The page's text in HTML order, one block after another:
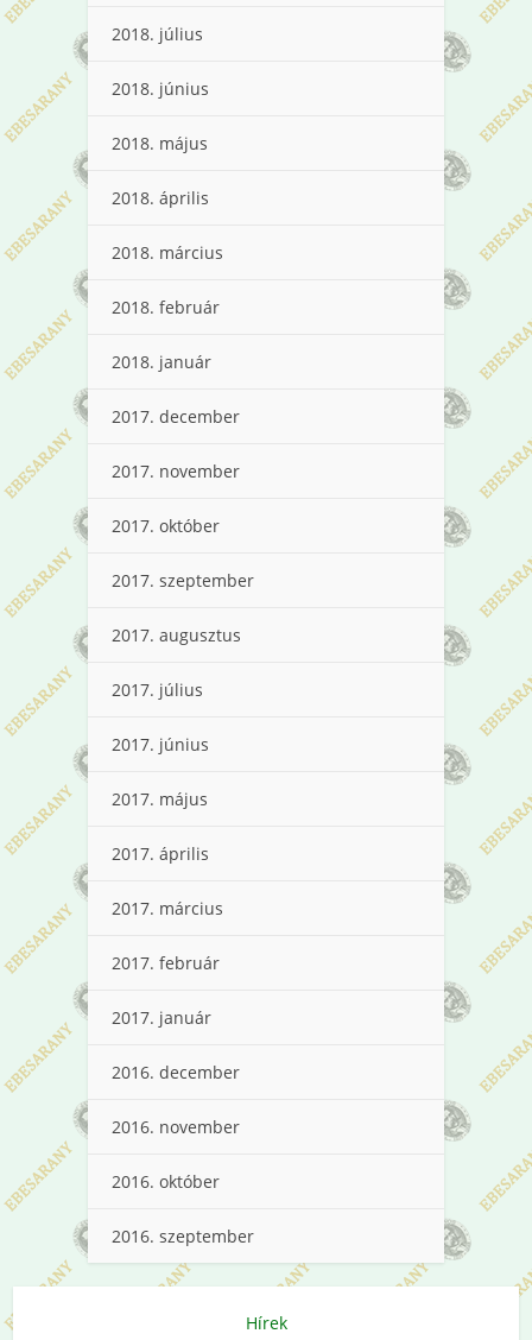
2018. július
2018. június
2018. május
2018. április
2018. március
2018. február
2018. január
2017. december
2017. november
2017. október
2017. szeptember
2017. augusztus
2017. július
2017. június
2017. május
2017. április
2017. március
2017. február
2017. január
2016. december
2016. november
2016. október
2016. szeptember
Hírek